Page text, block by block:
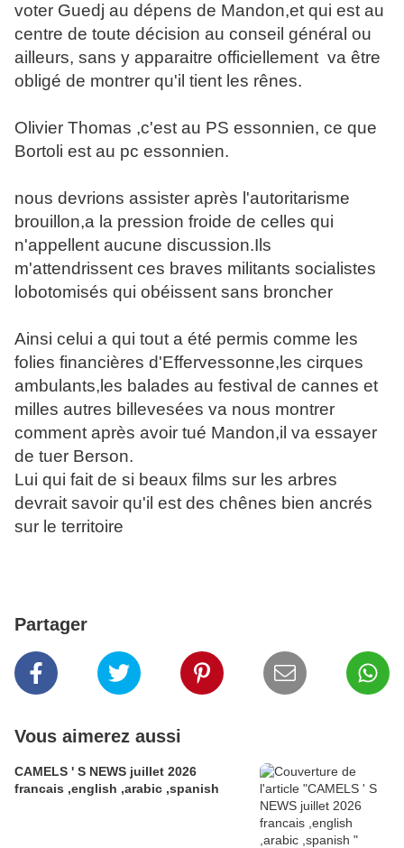
voter Guedj au dépens de Mandon,et qui est au
centre de toute décision au conseil général ou
ailleurs, sans y apparaitre officiellement va être
obligé de montrer qu'il tient les rênes.
Olivier Thomas ,c'est au PS essonnien, ce que
Bortoli est au pc essonnien.
nous devrions assister après l'autoritarisme
brouillon,a la pression froide de celles qui
n'appellent aucune discussion.Ils
m'attendrissent ces braves militants socialistes
lobotomisés qui obéissent sans broncher
Ainsi celui a qui tout a été permis comme les
folies financières d'Effervessonne,les cirques
ambulants,les balades au festival de cannes et
milles autres billevesées va nous montrer
comment après avoir tué Mandon,il va essayer
de tuer Berson.
Lui qui fait de si beaux films sur les arbres
devrait savoir qu'il est des chênes bien ancrés
sur le territoire
Partager
Vous aimerez aussi
CAMELS ' S NEWS juillet 2026
francais ,english ,arabic ,spanish